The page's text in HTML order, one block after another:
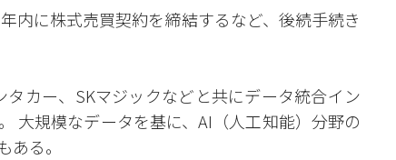
内に株式売買契約を締結するなど、後続手続き
カー、SKマジックなどと共にデータ統合イン
大規模なデータを基に、AI（人工知能）分野の
る。